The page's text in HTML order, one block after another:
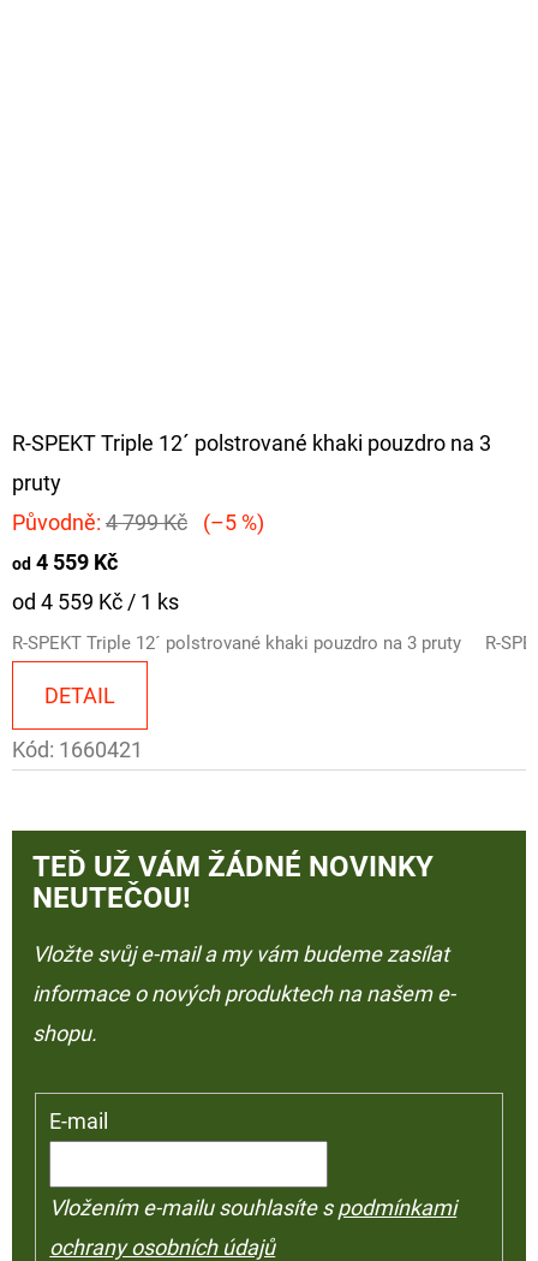
R-SPEKT Triple 12´ polstrované khaki pouzdro na 3
pruty
Původně: 4 799 Kč (–5 %)
od 4 559 Kč
Měrná
cena:
od 4 559 Kč / 1 ks
R-SPEKT Triple 12´ polstrované khaki pouzdro na 3 pruty R-
DETAIL
Kód: 1660421
TEĎ UŽ VÁM ŽÁDNÉ NOVINKY
NEUTEČOU!
Vložte svůj e-mail a my vám budeme zasílat
informace o nových produktech na našem e-
shopu.
E-mail
Vložením e-mailu souhlasíte spodmínkami
ochrany osobních údajů